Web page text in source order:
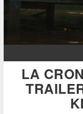
LA